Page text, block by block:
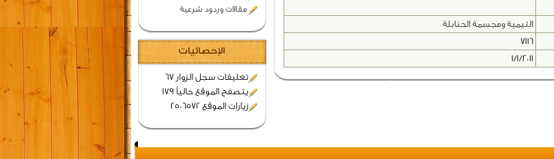
مقالات وردود شرعية
الإحصائيات
تعليقات سجل الزوار 67
يتصفح الموقع حالياً 179
زيارات الموقع 2506572
التيمية ومجسمة الحنابلة
7116
1/1/2011